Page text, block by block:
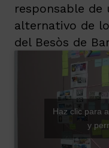
responsable
alternativo de
del Besòs de
Haz clic para
y